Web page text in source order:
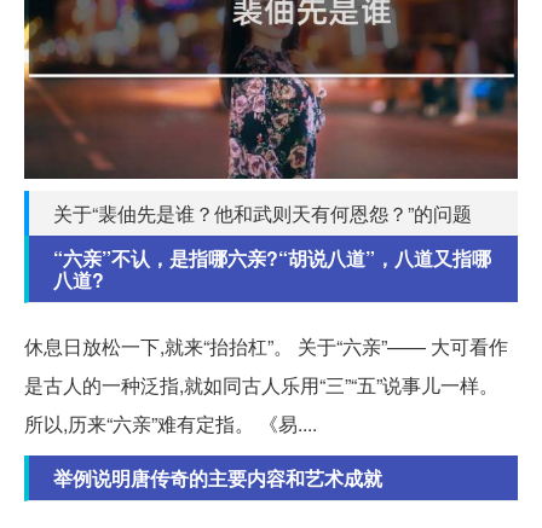
关于“裴伷先是谁？他和武则天有何恩怨？”的问题
“六亲”不认，是指哪六亲?“胡说八道”，八道又指哪
八道?
休息日放松一下,就来“抬抬杠”。 关于“六亲”—— 大可看作
是古人的一种泛指,就如同古人乐用“三”“五”说事儿一样。
所以,历来“六亲”难有定指。 《易....
举例说明唐传奇的主要内容和艺术成就